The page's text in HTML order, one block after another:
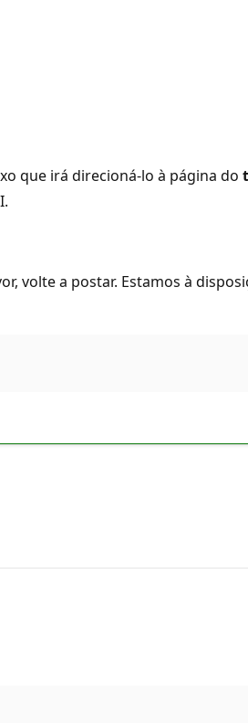
que irá direcioná-lo à página do
volte a postar. Estamos à